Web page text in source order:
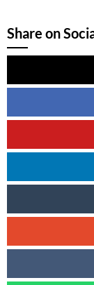
Share on